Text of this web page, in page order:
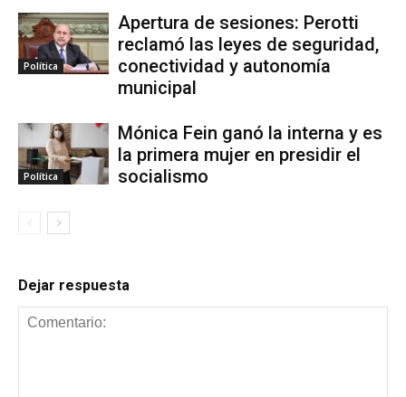
Política
Apertura de sesiones: Perotti
reclamó las leyes de seguridad,
conectividad y autonomía
municipal
Política
Mónica Fein ganó la interna y es
la primera mujer en presidir el
socialismo
Dejar respuesta